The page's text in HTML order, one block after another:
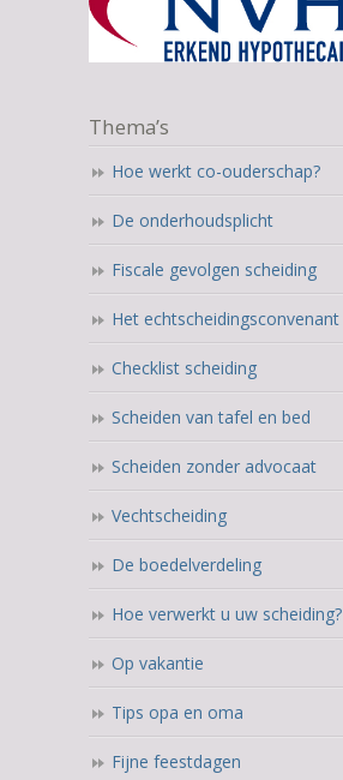
Thema’s
Hoe werkt co-ouderschap?
De onderhoudsplicht
Fiscale gevolgen scheiding
Het echtscheidingsconvenant
Checklist scheiding
Scheiden van tafel en bed
Scheiden zonder advocaat
Vechtscheiding
De boedelverdeling
Hoe verwerkt u uw scheiding?
Op vakantie
Tips opa en oma
Fijne feestdagen